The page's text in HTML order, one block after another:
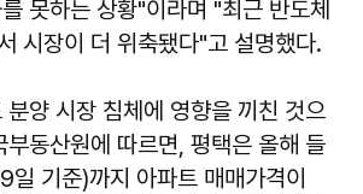
못하는 상황"이라며 "최근 반도체
시장이 더 위축됐다"고 설명했다.
양 시장 침체에 영향을 끼친 것으
부동산원에 따르면, 평택은 올해 들
일 기준)까지 아파트 매매가격이